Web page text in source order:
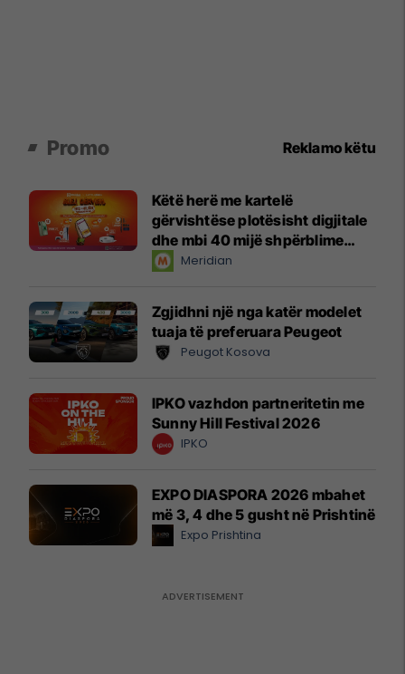
Promo Reklamo këtu
Këtë herë me kartelë
gërvishtëse plotësisht digjitale
dhe mbi 40 mijë shpërblime
instant!Meridian
Zgjidhni një nga katër modelet
tuaja të preferuara Peugeot
Peugot Kosova
IPKO vazhdon partneritetin me
Sunny Hill Festival 2026
IPKO
EXPO DIASPORA 2026 mbahet
më 3, 4 dhe 5 gusht në Prishtinë
Expo Prishtina